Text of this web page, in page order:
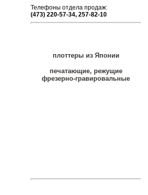
Телефоны отдела продаж:
(473) 220-57-34, 257-82-10
плоттеры из Японии
печатающие, режущие
фрезерно-гравировальные